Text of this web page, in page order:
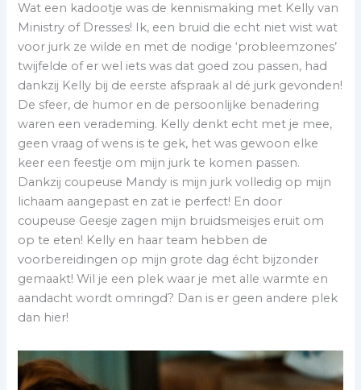
Wat een kadootje was de kennismaking met Kelly van
Ministry of Dresses! Ik, een bruid die echt niet wist wat
voor jurk ze wilde en met de nodige ‘probleemzones’
twijfelde of er wel iets was dat goed zou passen, had
dankzij Kelly bij de eerste afspraak al dé jurk gevonden!
De sfeer, de humor en de persoonlijke benadering
waren een verademing. Kelly denkt echt met je mee,
geen vraag of wens is te gek, het was gewoon elke
keer een feestje om mijn jurk te komen passen.
Dankzij coupeuse Mandy is mijn jurk volledig op mijn
lichaam aangepast en zat ie perfect! En door
coupeuse Geesje zagen mijn bruidsmeisjes eruit om
op te eten! Kelly en haar team hebben de
voorbereidingen op mijn grote dag écht bijzonder
gemaakt! Wil je een plek waar je met alle warmte en
aandacht wordt omringd? Dan is er geen andere plek
dan hier!